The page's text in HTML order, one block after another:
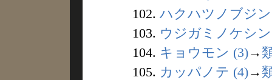
102. ハクハツノブジ
103. ウジガミノケシ
104. キョウモン (3)→
105. カッパノテ (4)→